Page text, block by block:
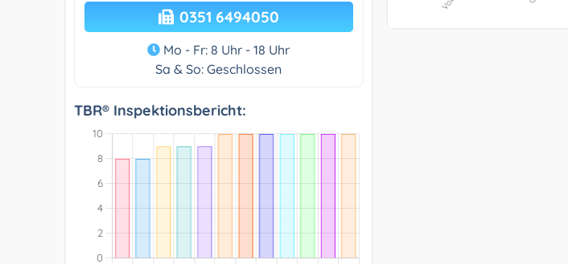
0351 6494050
Mo - Fr: 8 Uhr - 18 Uhr
Sa & So: Geschlossen
TBR® Inspektionsbericht: